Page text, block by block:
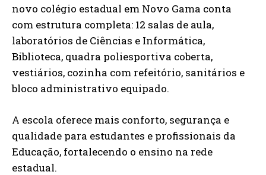
novo colégio estadual em Novo Gama conta
com estrutura completa: 12 salas de aula,
laboratórios de Ciências e Informática,
Biblioteca, quadra poliesportiva coberta,
vestiários, cozinha com refeitório, sanitários e
bloco administrativo equipado.
A escola oferece mais conforto, segurança e
qualidade para estudantes e profissionais da
Educação, fortalecendo o ensino na rede
estadual.